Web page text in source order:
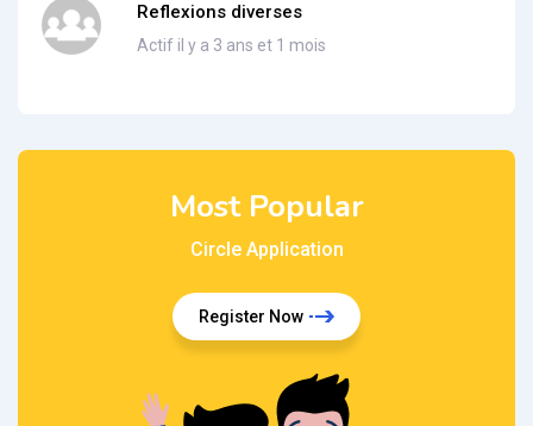
Reflexions diverses
Actif il y a 3 ans et 1 mois
Most Popular
Circle Application
Register Now